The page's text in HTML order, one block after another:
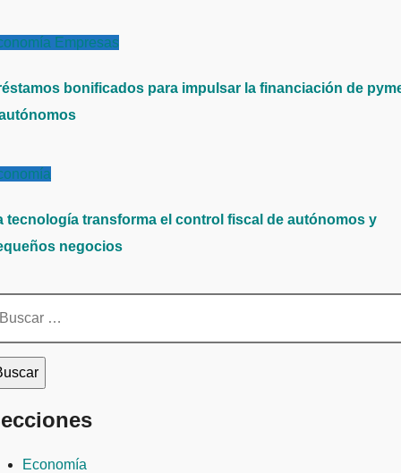
Empresas
bonificados para impulsar la financiación de
tecnología transforma el control fiscal de autónomos y
negocios
Economía